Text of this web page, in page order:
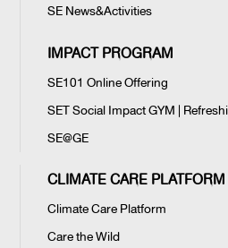
SE News&Activities
IMPACT PROGRAM
SE101 Online Offering
SET Social Impact GYM |
SE@GE
CLIMATE CARE PLATFORM
Climate Care Platform
Care the Wild